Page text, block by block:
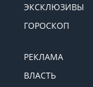
ЭКСКЛЮЗИВЫ
ГОРОСКОП
РЕКЛАМА
ВЛАСТЬ